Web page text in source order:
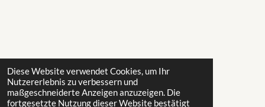
Diese Website verwendet Cookies, um Ihr
Nutzererlebnis zu verbessern und
maßgeschneiderte Anzeigen anzuzeigen. Die
fortgesetzte Nutzung dieser Website bestätigt